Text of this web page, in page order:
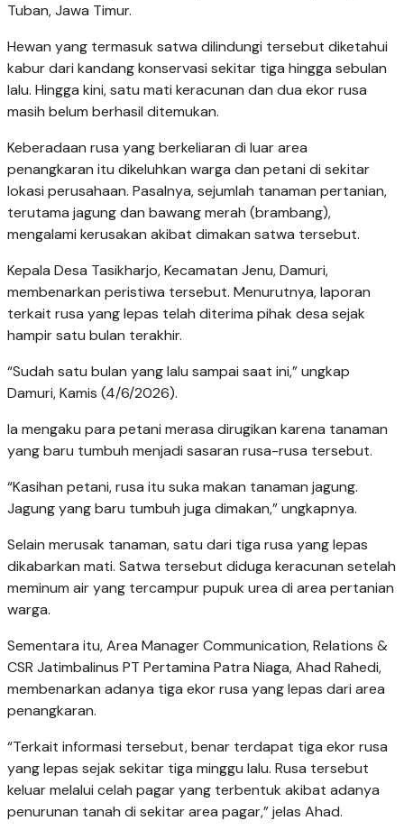
Tuban, Jawa Timur.
Hewan yang termasuk satwa dilindungi tersebut diketahui
kabur dari kandang konservasi sekitar tiga hingga sebulan
lalu. Hingga kini, satu mati keracunan dan dua ekor rusa
masih belum berhasil ditemukan.
Keberadaan rusa yang berkeliaran di luar area
penangkaran itu dikeluhkan warga dan petani di sekitar
lokasi perusahaan. Pasalnya, sejumlah tanaman pertanian,
terutama jagung dan bawang merah (brambang),
mengalami kerusakan akibat dimakan satwa tersebut.
Kepala Desa Tasikharjo, Kecamatan Jenu, Damuri,
membenarkan peristiwa tersebut. Menurutnya, laporan
terkait rusa yang lepas telah diterima pihak desa sejak
hampir satu bulan terakhir.
“Sudah satu bulan yang lalu sampai saat ini,” ungkap
Damuri, Kamis (4/6/2026).
Ia mengaku para petani merasa dirugikan karena tanaman
yang baru tumbuh menjadi sasaran rusa-rusa tersebut.
“Kasihan petani, rusa itu suka makan tanaman jagung.
Jagung yang baru tumbuh juga dimakan,” ungkapnya.
Selain merusak tanaman, satu dari tiga rusa yang lepas
dikabarkan mati. Satwa tersebut diduga keracunan setelah
meminum air yang tercampur pupuk urea di area pertanian
warga.
Sementara itu, Area Manager Communication, Relations &
CSR Jatimbalinus PT Pertamina Patra Niaga, Ahad Rahedi,
membenarkan adanya tiga ekor rusa yang lepas dari area
penangkaran.
“Terkait informasi tersebut, benar terdapat tiga ekor rusa
yang lepas sejak sekitar tiga minggu lalu. Rusa tersebut
keluar melalui celah pagar yang terbentuk akibat adanya
penurunan tanah di sekitar area pagar,” jelas Ahad.